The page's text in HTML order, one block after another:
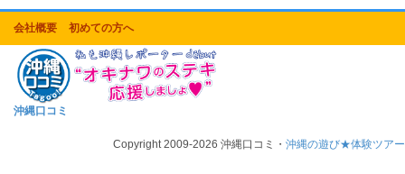
会社概要 初めての方へ
沖縄口コミ
Copyright 2009-2026 沖縄口コミ・沖縄の遊び★体験ツアー